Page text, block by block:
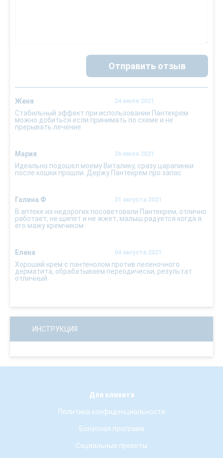
Отправить отзыв
Женя 24 июля 2021
Стабильный эффект при использовании Пантекрем
можно добиться если принимать по схеме и не
прерывать лечение
Мария 26 июля 2021
Идеально подошел моему Виталику, сразу царапинки
после кошки прошли. Держу Пантекрем про запас
Галина Ф 01 августа 2021
В аптеке из недорогих посоветовали Пантекрем, отлично
работает, не щипет и не жжет, малыш радуется когда я
его мажу кремчиком
Елена 04 августа 2021
Хороший крем с пантенолом против пеленочного
дерматита, обрабатываем переодически, результат
отличный
ИНСТРУКЦИЯ
Для клиента
Политика конфиденциальности
Бонусная програма
Социальные проекты